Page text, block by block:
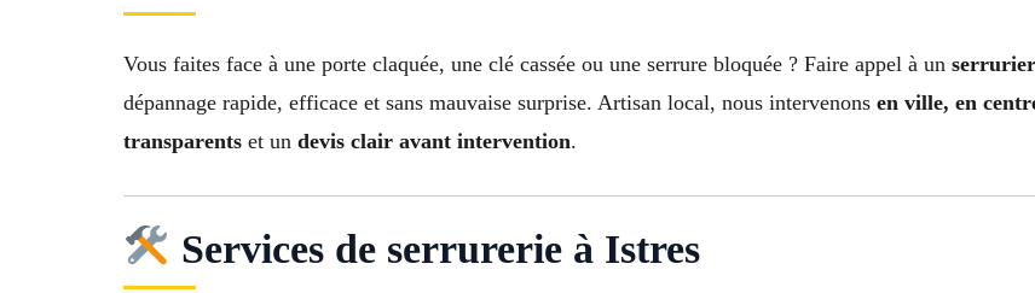
Vous faites face à une porte claquée, une clé cassée ou une serrure bloquée ? Faire appel à un
dépannage rapide, efficace et sans mauvaise surprise. Artisan local, nous intervenons en ville, en
transparents et un devis clair avant intervention.
Services de serrurerie à Istres